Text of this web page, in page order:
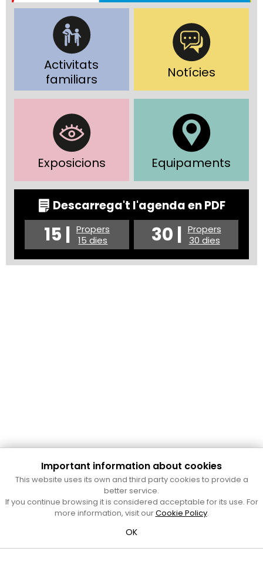
Activitats
familiars
Notícies
Exposicions Equipaments
Descarrega't l'agenda en PDF
15 | Propers
15 dies
30 | Propers
30 dies
Cultura Mataró
Ajuntament de Mataró
C. de Sant Josep, 9 (Mataró, 08302)
Horari d'obertura: dilluns, dimecres i divendres de 10 a 13 h.
al telèfon al 93 758 23 61
Bústia ciutadana
Important information about cookies
This website uses its own and third party cookies to provide a
better service.
If you continue browsing it is considered acceptable for its use. For
more information, visit ourCookie Policy.
OK